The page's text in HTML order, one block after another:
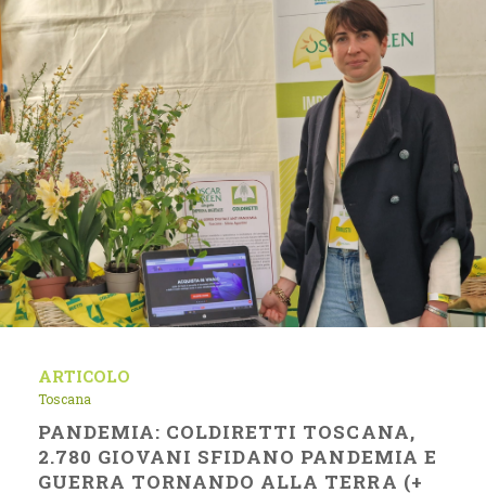
ARTICOLO
Toscana
PANDEMIA: COLDIRETTI TOSCANA,
2.780 GIOVANI SFIDANO PANDEMIA E
GUERRA TORNANDO ALLA TERRA (+